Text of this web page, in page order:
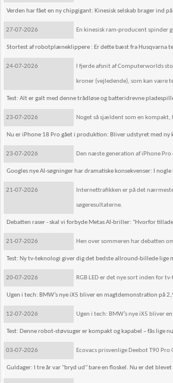
Verden har fået en ny chipgigant: Kinesisk selskab brager ind
27-07-2026 En kinesisk ram-producent spinder
Stortest af robotplæneklippere : Er dette bæst fra Husqvarna
24-07-2026 I fjerde afsnit af Computerworlds
kroner (vejledende), som kan være
Test: Alt er galt med denne trådløse og batteridrevne
23-07-2026 Noget så sjældent som en
Nu er iPhone 18 Pro gået i produktion: Bliver udstyret med
23-07-2026 Den næste generation af iPhone
Googles nye AI-søgninger har dramatiske konsekvenser: I
21-07-2026 Internettrafikken er på det
søgeresultaterne.
Debatten raser - skal vi forbyde Metas AI-briller: "Hvorfor
21-07-2026 Hen over sommeren har debatten
Test: Ny tv-teknologi giver dig det bedste allround-billede lige
20-07-2026 RGB LED er det nye sort inden for
Ugen i tech: BMW’s nye iX5 bliver en magtdemonstration på
12-07-2026 Ugen i tech: BMW’s nye iX5 bliver
Test: Denne robot-støvsuger er kompakt og kapabel – fås lige
03-07-2026 Ecovacs prisvenlige Deebot T90
Guldager: I tre år var "bryd ud" bare en floskel. Nu er det